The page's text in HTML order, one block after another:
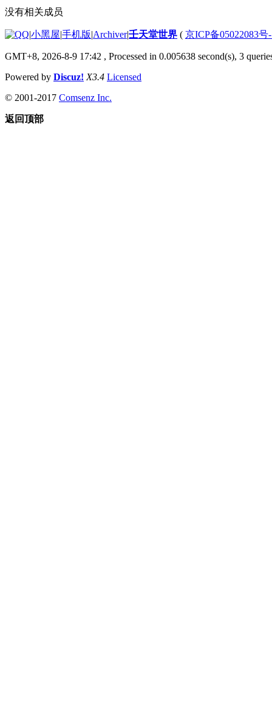
没有相关成员
|小黑屋|手机版|Archiver|壬天堂世界 ( 京ICP备05022083号
GMT+8, 2026-8-9 17:42 , Processed in 0.005638 second(s), 3
Powered by Discuz! X3.4 Licensed
© 2001-2017 Comsenz Inc.
返回顶部